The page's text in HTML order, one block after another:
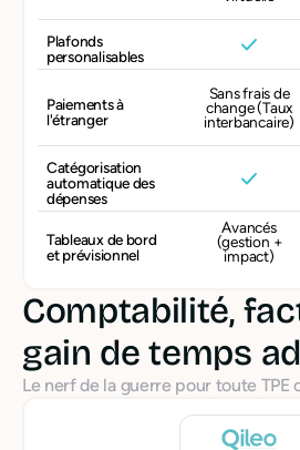
Plafonds
personalisables
Paiements à
l'étranger
Sans frais de
change (Taux
interbancaire)
Catégorisation
automatique des
dépenses
Tableaux de bord
et prévisionnel
Avancés
(gestion +
impact)
Comptabilité,
gain de temps
Le nerf de la guerre pour toute TPE